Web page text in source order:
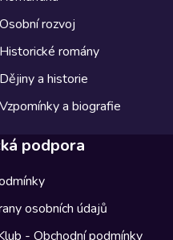
Osobní rozvoj
Historické romány
Dějiny a historie
Vzpomínky a biografie
podpora
osobních údajů
- Obchodní podmínky